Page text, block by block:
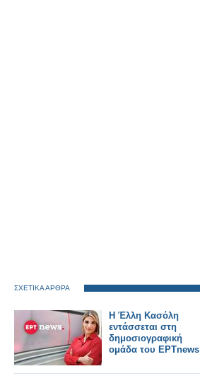
ΣΧΕΤΙΚΑ ΑΡΘΡΑ
Η Έλλη Κασόλη
εντάσσεται στη
δημοσιογραφική
ομάδα του ΕΡΤnews